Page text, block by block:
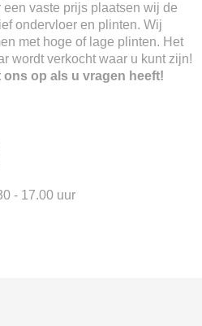
vaste prijs plaatsen wij de
ondervloer en plinten. Wij
met hoge of lage plinten. Het
wordt verkocht waar u kunt zijn!
op als u vragen heeft!
- 17.00 uur